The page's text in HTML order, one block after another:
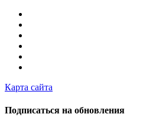
Карта сайта
Подписаться на обновления